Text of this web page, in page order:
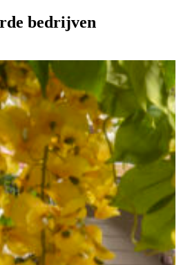
bedrijven